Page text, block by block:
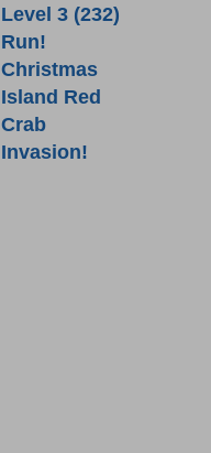
Level 3 (232)
Run!
Christmas
Island Red
Crab
Invasion!